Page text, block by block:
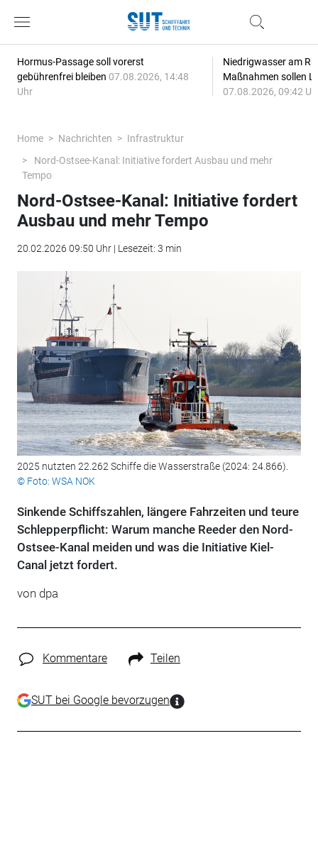
Hormus-Passage soll vorerst
gebührenfrei bleiben 07.08.2026, 14:48
Uhr
Niedrigwasser am
Maßnahmen sollen
07.08.2026, 09:42
Home Nachrichten
Infrastruktur
Nord-Ostsee-Kanal: Initiative fordert Ausbau und mehr
Tempo
Nord-Ostsee-Kanal: Initiative fordert
Ausbau und mehr Tempo
20.02.2026 09:50 Uhr | Lesezeit: 3 min
2025 nutzten 22.262 Schiffe die Wasserstraße (2024: 24.866).
© Foto: WSA NOK
Sinkende Schiffszahlen, längere Fahrzeiten und teure
Schlepperpflicht: Warum manche Reeder den Nord-
Ostsee-Kanal meiden und was die Initiative Kiel-
Canal jetzt fordert.
von dpa
Kommentare Teilen
SUT bei Google bevorzugen